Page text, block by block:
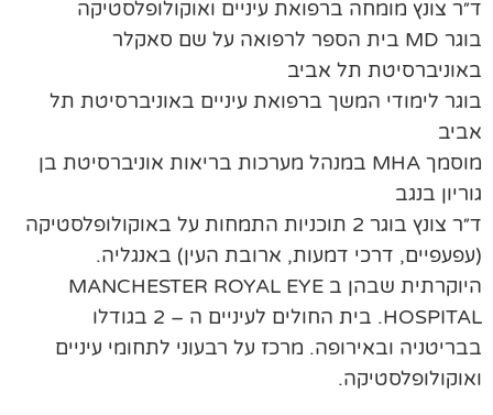
צונץ מומחה ברפואת עיניים ואוקולופלסטיקה
בוגר MD בית הספר לרפואה על שם סאקלר
תל אביב
לימודי המשך ברפואת עיניים באוניברסיטת תל
מוסמך MHA במנהל מערכות בריאות אוניברסיטת בן
בנגב
ד״ר צונץ בוגר 2 תוכניות התמחות על באוקולופלסטיקה
דרכי דמעות, ארובת העין) באנגליה.
היוקרתית שבהן ב MANCHESTER ROYAL EYE
HOSPITAL. בית החולים לעיניים ה – 2 בגודלו
ובאירופה. מרכז על רבעוני לתחומי עיניים